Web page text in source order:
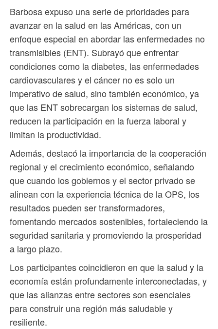
Barbosa expuso una serie de prioridades para
avanzar en la salud en las Américas, con un
enfoque especial en abordar las enfermedades no
transmisibles (ENT). Subrayó que enfrentar
condiciones como la diabetes, las enfermedades
cardiovasculares y el cáncer no es solo un
imperativo de salud, sino también económico, ya
que las ENT sobrecargan los sistemas de salud,
reducen la participación en la fuerza laboral y
limitan la productividad.
Además, destacó la importancia de la cooperación
regional y el crecimiento económico, señalando
que cuando los gobiernos y el sector privado se
alinean con la experiencia técnica de la OPS, los
resultados pueden ser transformadores,
fomentando mercados sostenibles, fortaleciendo la
seguridad sanitaria y promoviendo la prosperidad
a largo plazo.
Los participantes coincidieron en que la salud y la
economía están profundamente interconectadas, y
que las alianzas entre sectores son esenciales
para construir una región más saludable y
resiliente.